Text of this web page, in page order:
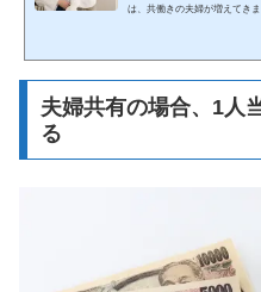
は、共働きの夫婦が増えてき
た場合の住宅ローン控除につ
夫婦共有の場合、1人
る